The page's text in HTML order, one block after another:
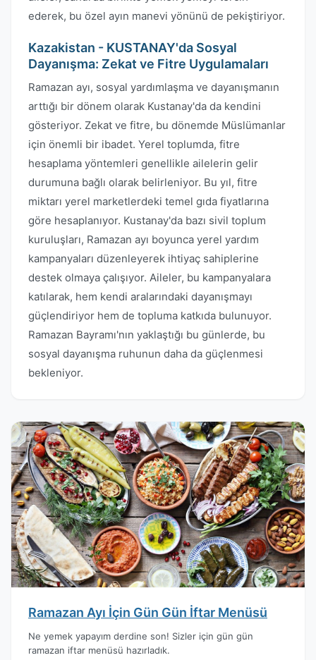
ederek, bu özel ayın manevi yönünü de pekiştiriyor.
Kazakistan - KUSTANAY'da Sosyal
Dayanışma: Zekat ve Fitre Uygulamaları
Ramazan ayı, sosyal yardımlaşma ve dayanışmanın
arttığı bir dönem olarak Kustanay'da da kendini
gösteriyor. Zekat ve fitre, bu dönemde Müslümanlar
için önemli bir ibadet. Yerel toplumda, fitre
hesaplama yöntemleri genellikle ailelerin gelir
durumuna bağlı olarak belirleniyor. Bu yıl, fitre
miktarı yerel marketlerdeki temel gıda fiyatlarına
göre hesaplanıyor. Kustanay'da bazı sivil toplum
kuruluşları, Ramazan ayı boyunca yerel yardım
kampanyaları düzenleyerek ihtiyaç sahiplerine
destek olmaya çalışıyor. Aileler, bu kampanyalara
katılarak, hem kendi aralarındaki dayanışmayı
güçlendiriyor hem de topluma katkıda bulunuyor.
Ramazan Bayramı'nın yaklaştığı bu günlerde, bu
sosyal dayanışma ruhunun daha da güçlenmesi
bekleniyor.
Ramazan Ayı İçin Gün Gün İftar Menüsü
Ne yemek yapayım derdine son! Sizler için gün gün
ramazan iftar menüsü hazırladık.